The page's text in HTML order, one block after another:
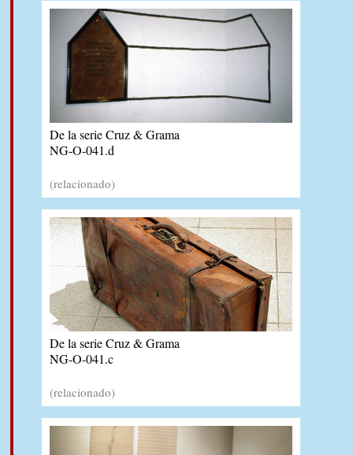
De la serie Cruz & Grama
NG-O-041.d
(relacionado)
De la serie Cruz & Grama
NG-O-041.c
(relacionado)